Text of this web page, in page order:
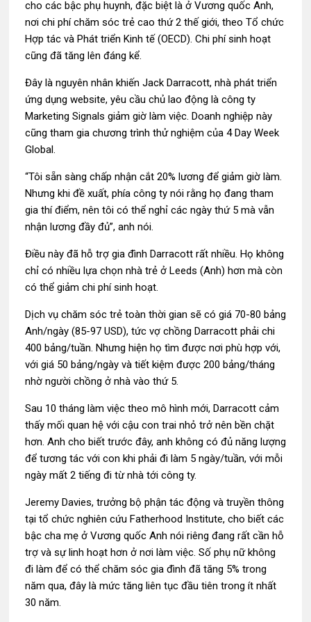
cho các bậc phụ huynh, đặc biệt là ở Vương quốc Anh,
nơi chi phí chăm sóc trẻ cao thứ 2 thế giới, theo Tổ chức
Hợp tác và Phát triển Kinh tế (OECD). Chi phí sinh hoạt
cũng đã tăng lên đáng kể.
Đây là nguyên nhân khiến Jack Darracott, nhà phát triển
ứng dụng website, yêu cầu chủ lao động là công ty
Marketing Signals giảm giờ làm việc. Doanh nghiệp này
cũng tham gia chương trình thử nghiệm của 4 Day Week
Global.
“Tôi sẵn sàng chấp nhận cắt 20% lương để giảm giờ làm.
Nhưng khi đề xuất, phía công ty nói rằng họ đang tham
gia thí điểm, nên tôi có thể nghỉ các ngày thứ 5 mà vẫn
nhận lương đầy đủ”, anh nói.
Điều này đã hỗ trợ gia đình Darracott rất nhiều. Họ không
chỉ có nhiều lựa chọn nhà trẻ ở Leeds (Anh) hơn mà còn
có thể giảm chi phí sinh hoạt.
Dịch vụ chăm sóc trẻ toàn thời gian sẽ có giá 70-80 bảng
Anh/ngày (85-97 USD), tức vợ chồng Darracott phải chi
400 bảng/tuần. Nhưng hiện họ tìm được nơi phù hợp với,
với giá 50 bảng/ngày và tiết kiệm được 200 bảng/tháng
nhờ người chồng ở nhà vào thứ 5.
Sau 10 tháng làm việc theo mô hình mới, Darracott cảm
thấy mối quan hệ với cậu con trai nhỏ trở nên bền chặt
hơn. Anh cho biết trước đây, anh không có đủ năng lượng
để tương tác với con khi phải đi làm 5 ngày/tuần, với mỗi
ngày mất 2 tiếng đi từ nhà tới công ty.
Jeremy Davies, trưởng bộ phận tác động và truyền thông
tại tổ chức nghiên cứu Fatherhood Institute, cho biết các
bậc cha mẹ ở Vương quốc Anh nói riêng đang rất cần hỗ
trợ và sự linh hoạt hơn ở nơi làm việc. Số phụ nữ không
đi làm để có thể chăm sóc gia đình đã tăng 5% trong
năm qua, đây là mức tăng liên tục đầu tiên trong ít nhất
30 năm.